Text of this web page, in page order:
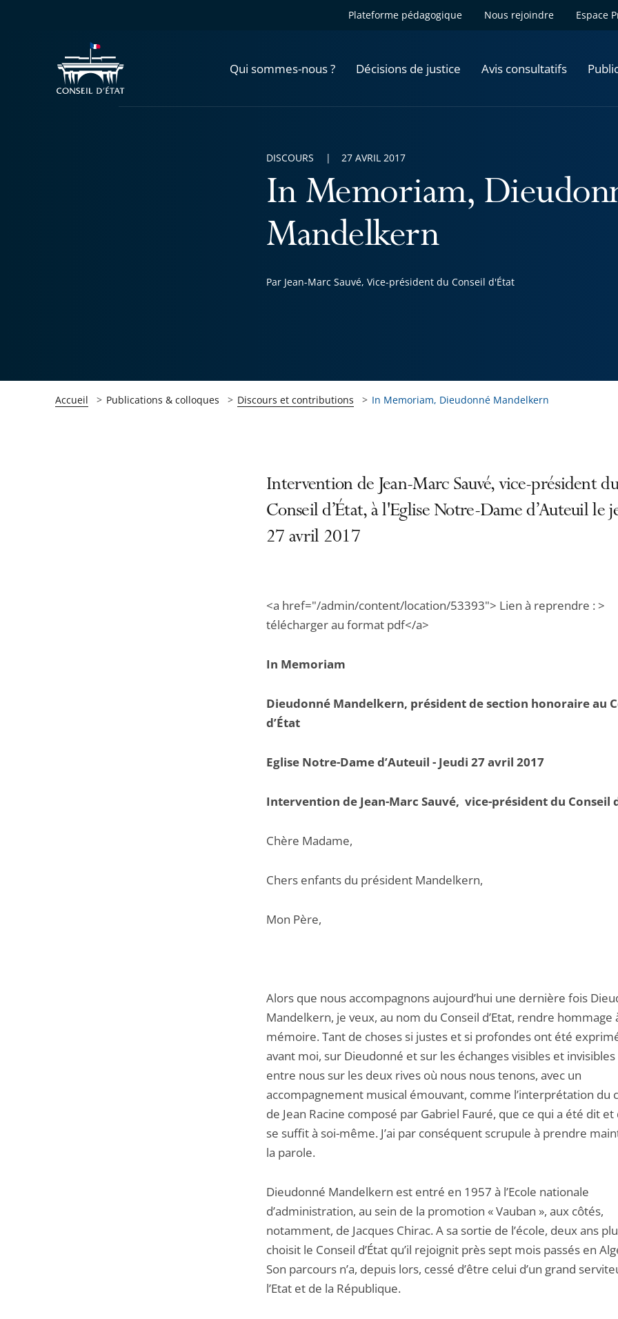
Plateforme pédagogique Nous rejoindre Espace
Qui sommes-nous ? Décisions de justice Avis consultatifs
In Memoriam,
Mandelkern
Par Jean-Marc Sauvé, Vice-président du Conseil d'État
DISCOURS 27 AVRIL 2017
Accueil Publications & colloques Discours et contributions In Memoriam, Dieudonné Mandelkern
Intervention de Jean-Marc Sauvé, vice-président du
Conseil d’État, à l'Eglise Notre-Dame d’Auteuil le
27 avril 2017
<a href="/admin/content/location/53393"> Lien à reprendre : >
télécharger au format pdf</a>
In Memoriam
Dieudonné Mandelkern, président de section honoraire au
d’État
Eglise Notre-Dame d’Auteuil - Jeudi 27 avril 2017
Intervention de Jean-Marc Sauvé, vice-président du Conseil
Chère Madame,
Chers enfants du président Mandelkern,
Mon Père,
Alors que nous accompagnons aujourd’hui une dernière fois
Mandelkern, je veux, au nom du Conseil d’Etat, rendre hommage
mémoire. Tant de choses si justes et si profondes ont été
avant moi, sur Dieudonné et sur les échanges visibles et
entre nous sur les deux rives où nous nous tenons, avec un
accompagnement musical émouvant, comme l’interprétation du
de Jean Racine composé par Gabriel Fauré, que ce qui a été dit et
se suffit à soi-même. J’ai par conséquent scrupule à prendre
la parole.
Dieudonné Mandelkern est entré en 1957 à l’Ecole nationale
d’administration, au sein de la promotion « Vauban », aux côtés,
notamment, de Jacques Chirac. A sa sortie de l’école, deux ans
choisit le Conseil d’État qu’il rejoignit près sept mois passés en
Son parcours n’a, depuis lors, cessé d’être celui d’un grand
l’Etat et de la République.